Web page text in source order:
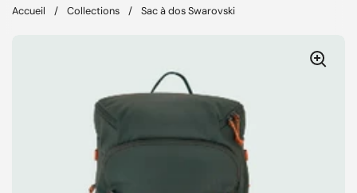
Accueil / Collections / Sac à dos Swarovski